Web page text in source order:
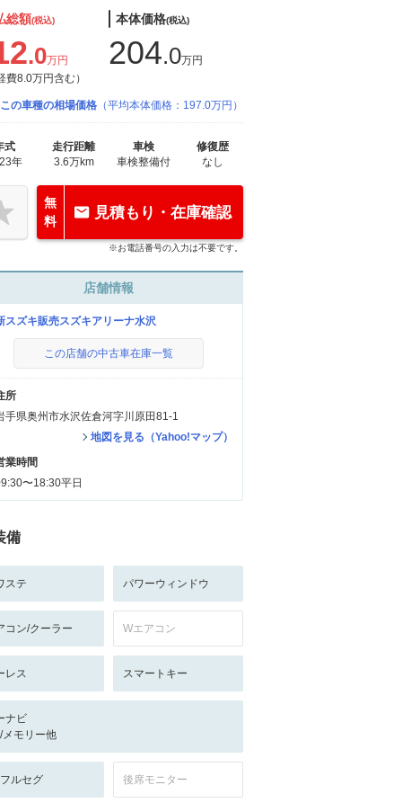
総額(税込)
.0万円
費8.0万円含む）
本体価格(税込)
204.0万円
この車種の相場価格 （平均本体価格：197.0万円）
式
年
走行距離
3.6万km
車検
車検整備付
修復歴
なし
無
料
見積もり・在庫確認
※お電話番号の入力は不要です。
店舗情報
スズキ販売スズキアリーナ水沢
この店舗の中古車在庫一覧
所
手県奥州市水沢佐倉河字川原田81-1
地図を見る（Yahoo!マップ）
業時間
〜18:30平日
備
ステ パワーウィンドウ
コン/クーラー Wエアコン
レス スマートキー
ナビ
メモリー他
ルセグ 後席モニター